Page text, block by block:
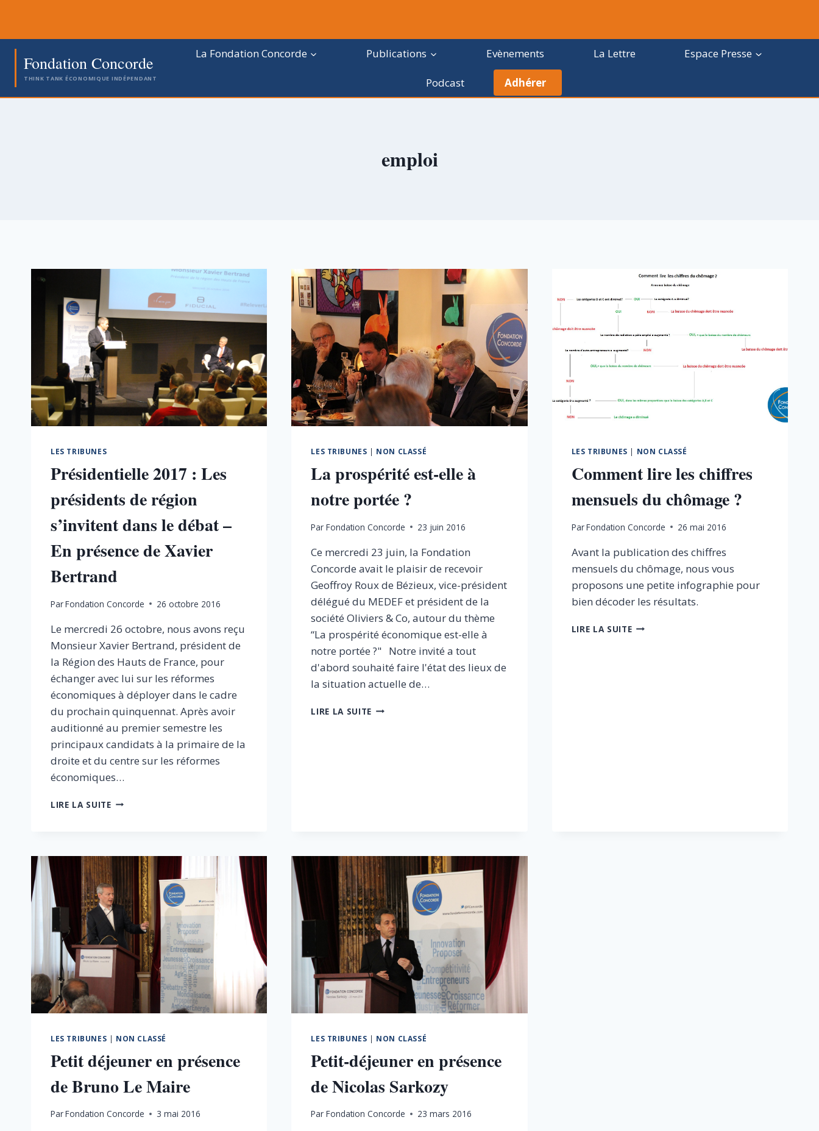
contenu
Fondation Concorde
THINK TANK ÉCONOMIQUE INDÉPENDANT
La Fondation Concorde Publications Evènements La Lettre Espace Presse
Podcast Adhérer
emploi
LES TRIBUNES
Présidentielle 2017 : Les
présidents de région
s’invitent dans le débat –
En présence de Xavier
Bertrand
ParFondation Concorde 26 octobre 2016
Le mercredi 26 octobre, nous avons reçu
Monsieur Xavier Bertrand, président de
la Région des Hauts de France, pour
échanger avec lui sur les réformes
économiques à déployer dans le cadre
du prochain quinquennat. Après avoir
auditionné au premier semestre les
principaux candidats à la primaire de la
droite et du centre sur les réformes
économiques…
LIRE LA SUITEPRÉSIDENTIELLE
RÉGION
S’INVITENT
DANS
LE
DÉBAT
–
EN
PRÉSENCE
DE
XAVIER
LES TRIBUNES | NON CLASSÉ
La prospérité est-elle à
notre portée ?
Par Fondation Concorde 23 juin 2016
Ce mercredi 23 juin, la Fondation
Concorde avait le plaisir de recevoir
Geoffroy Roux de Bézieux, vice-président
délégué du MEDEF et président de la
société Oliviers & Co, autour du thème
“La prospérité économique est-elle à
notre portée ?" Notre invité a tout
d'abord souhaité faire l'état des lieux de
la situation actuelle de…
LIRE LA SUITE LA
LES TRIBUNES | NON CLASSÉ
Comment lire les chiffres
mensuels du chômage ?
ParFondation Concorde 26 mai 2016
Avant la publication des chiffres
mensuels du chômage, nous vous
proposons une petite infographie pour
bien décoder les résultats.
LIRE LA SUITECOMMENT
LES TRIBUNES | NON CLASSÉ
Petit déjeuner en présence
de Bruno Le Maire
ParFondation Concorde 3 mai 2016
LES TRIBUNES | NON CLASSÉ
Petit-déjeuner en présence
de Nicolas Sarkozy
Par Fondation Concorde 23 mars 2016